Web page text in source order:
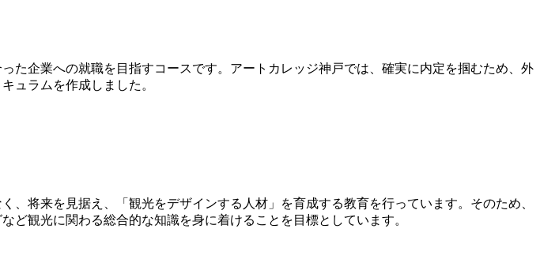
た企業への就職を目指すコースです。アートカレッジ神戸では、確実に内定を掴むため、外
ュラムを作成しました。
将来を見据え、「観光をデザインする人材」を育成する教育を行っています。そのため、
観光に関わる総合的な知識を身に着けることを目標としています。